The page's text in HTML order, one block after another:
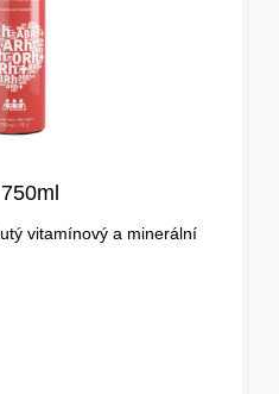
vitamínový a minerální